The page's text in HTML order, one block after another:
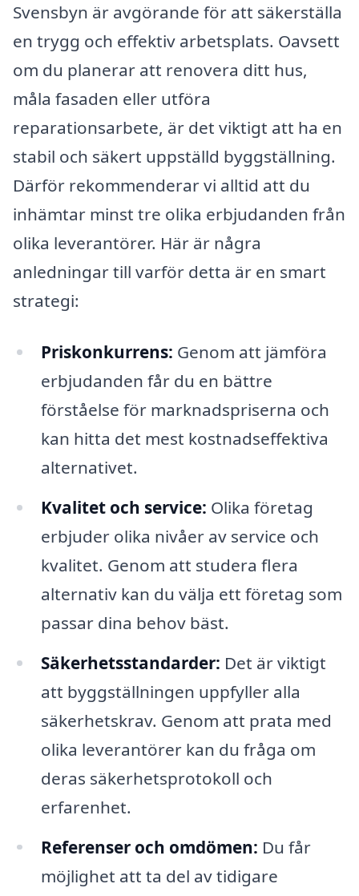
Svensbyn är avgörande för att säkerställa
en trygg och effektiv arbetsplats. Oavsett
om du planerar att renovera ditt hus,
måla fasaden eller utföra
reparationsarbete, är det viktigt att ha en
stabil och säkert uppställd byggställning.
Därför rekommenderar vi alltid att du
inhämtar minst tre olika erbjudanden från
olika leverantörer. Här är några
anledningar till varför detta är en smart
strategi:
Priskonkurrens: Genom att jämföra
erbjudanden får du en bättre
förståelse för marknadspriserna och
kan hitta det mest kostnadseffektiva
alternativet.
Kvalitet och service: Olika företag
erbjuder olika nivåer av service och
kvalitet. Genom att studera flera
alternativ kan du välja ett företag som
passar dina behov bäst.
Säkerhetsstandarder: Det är viktigt
att byggställningen uppfyller alla
säkerhetskrav. Genom att prata med
olika leverantörer kan du fråga om
deras säkerhetsprotokoll och
erfarenhet.
Referenser och omdömen: Du får
möjlighet att ta del av tidigare